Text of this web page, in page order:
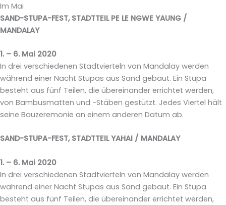
Im Mai
SAND-STUPA-FEST, STADTTEIL PE LE NGWE YAUNG /
MANDALAY
1. – 6. Mai 2020
In drei verschiedenen Stadtvierteln von Mandalay werden
während einer Nacht Stupas aus Sand gebaut. Ein Stupa
besteht aus fünf Teilen, die übereinander errichtet werden,
von Bambusmatten und -Stäben gestützt. Jedes Viertel hält
seine Bauzeremonie an einem anderen Datum ab.
SAND-STUPA-FEST, STADTTEIL YAHAI / MANDALAY
1. – 6. Mai 2020
In drei verschiedenen Stadtvierteln von Mandalay werden
während einer Nacht Stupas aus Sand gebaut. Ein Stupa
besteht aus fünf Teilen, die übereinander errichtet werden,